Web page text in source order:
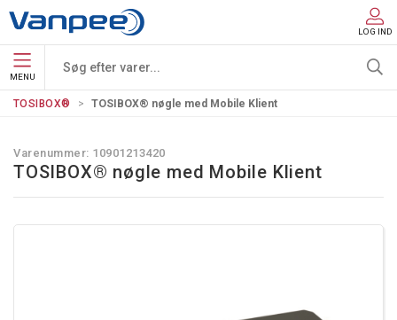
LOG IND
MENU
TOSIBOX® TOSIBOX® nøgle med Mobile Klient
Varenummer: 10901213420
TOSIBOX® nøgle med Mobile Klient